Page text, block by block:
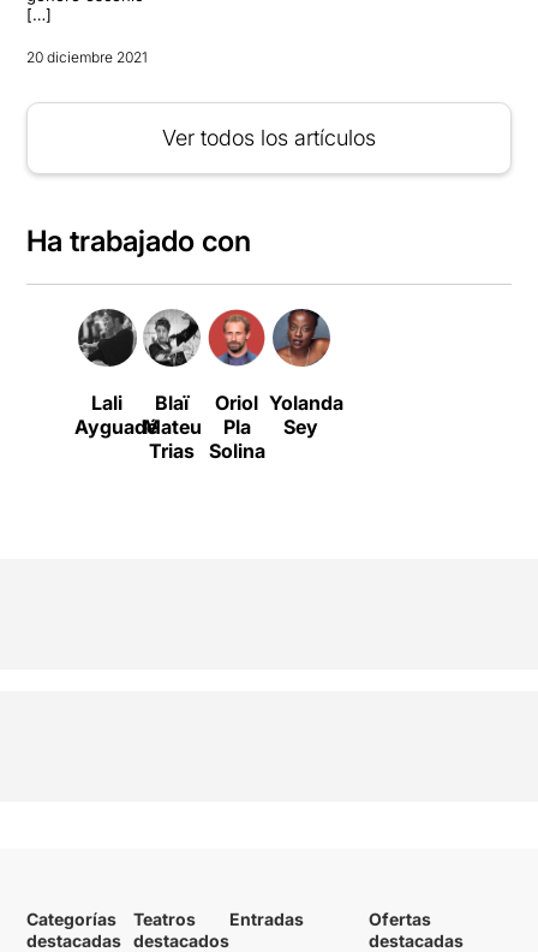
[…]
20 diciembre 2021
Ver todos los artículos
Ha trabajado con
Lali
Ayguadé
Blaï
Mateu
Trias
Oriol
Pla
Solina
Yolanda
Sey
Categorías
destacadas
Teatros
destacados
Entradas
Ofertas
destacadas